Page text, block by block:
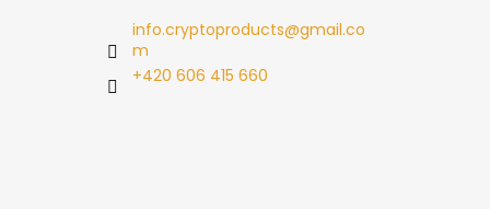
info.cryptoproducts@gmail.co
m
+420 606 415 660